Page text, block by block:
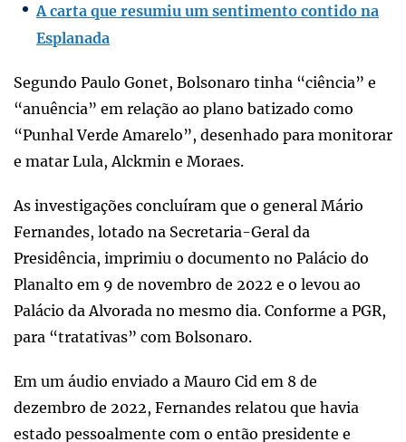
A carta que resumiu um sentimento contido na
Esplanada
Segundo Paulo Gonet, Bolsonaro tinha “ciência” e
“anuência” em relação ao plano batizado como
“Punhal Verde Amarelo”, desenhado para monitorar
e matar Lula, Alckmin e Moraes.
As investigações concluíram que o general Mário
Fernandes, lotado na Secretaria-Geral da
Presidência, imprimiu o documento no Palácio do
Planalto em 9 de novembro de 2022 e o levou ao
Palácio da Alvorada no mesmo dia. Conforme a PGR,
para “tratativas” com Bolsonaro.
Em um áudio enviado a Mauro Cid em 8 de
dezembro de 2022, Fernandes relatou que havia
estado pessoalmente com o então presidente e